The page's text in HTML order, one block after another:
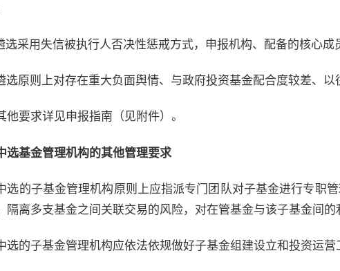
选采用失信被执行人否决性惩戒方式，申报机构、配备的核心成
选原则上对存在重大负面舆情、与政府投资基金配合度较差、以
他要求详见申报指南（见附件）。
选基金管理机构的其他管理要求
选的子基金管理机构原则上应指派专门团队对子基金进行专职
隔离多支基金之间关联交易的风险，对在管基金与该子基金间的
选的子基金管理机构应依法依规做好子基金组建设立和投资运营